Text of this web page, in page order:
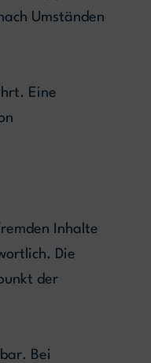
Umständen
Eine
Inhalte
Die
der
Bei